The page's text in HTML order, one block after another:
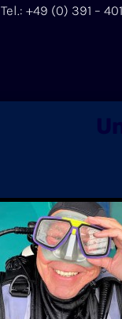
Tel.: +49 (0) 391 –